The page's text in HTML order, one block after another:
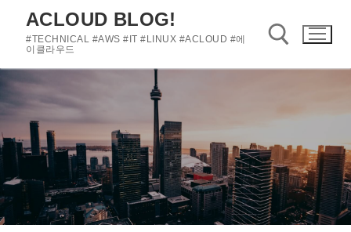
로
로
기
ACLOUD BLOG!
#TECHNICAL #AWS #IT #LINUX #ACLOUD #에
이클라우드